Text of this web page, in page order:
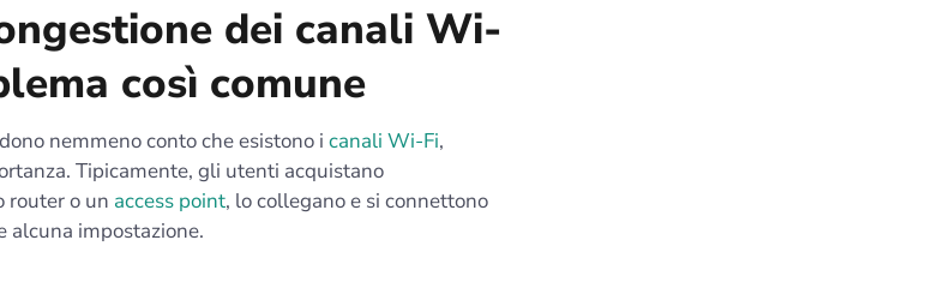
dei canali Wi-
così comune
nemmeno conto che esistono i canali Wi-Fi,
Tipicamente, gli utenti acquistano
router o un access point, lo collegano e si connettono
alcuna impostazione.